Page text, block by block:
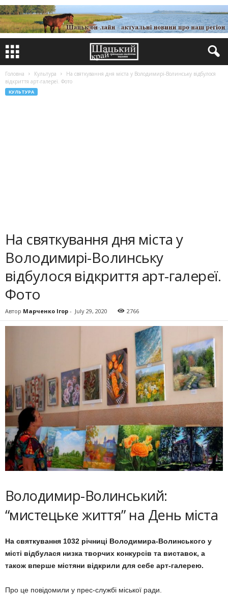
Головна Культура
На святкування дня міста у Володимирі-Волинську відбулося
відкриття арт-галереї. Фото
КУЛЬТУРА
На святкування дня міста у
Володимирі-Волинську
відбулося відкриття арт-галереї.
Фото
Автор Марченко Ігор - July 29, 2020 2766
Володимир-Волинський:
“мистецьке життя” на День міста
На святкування 1032 річниці Володимира-Волинського у
місті відбулася низка творчих конкурсів та виставок, а
також вперше містяни відкрили для себе арт-галерею.
Про це повідомили у прес-службі міської ради.